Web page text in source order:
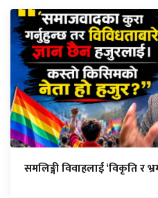
समलिङ्गी विवाहलाई ‘विकृति र